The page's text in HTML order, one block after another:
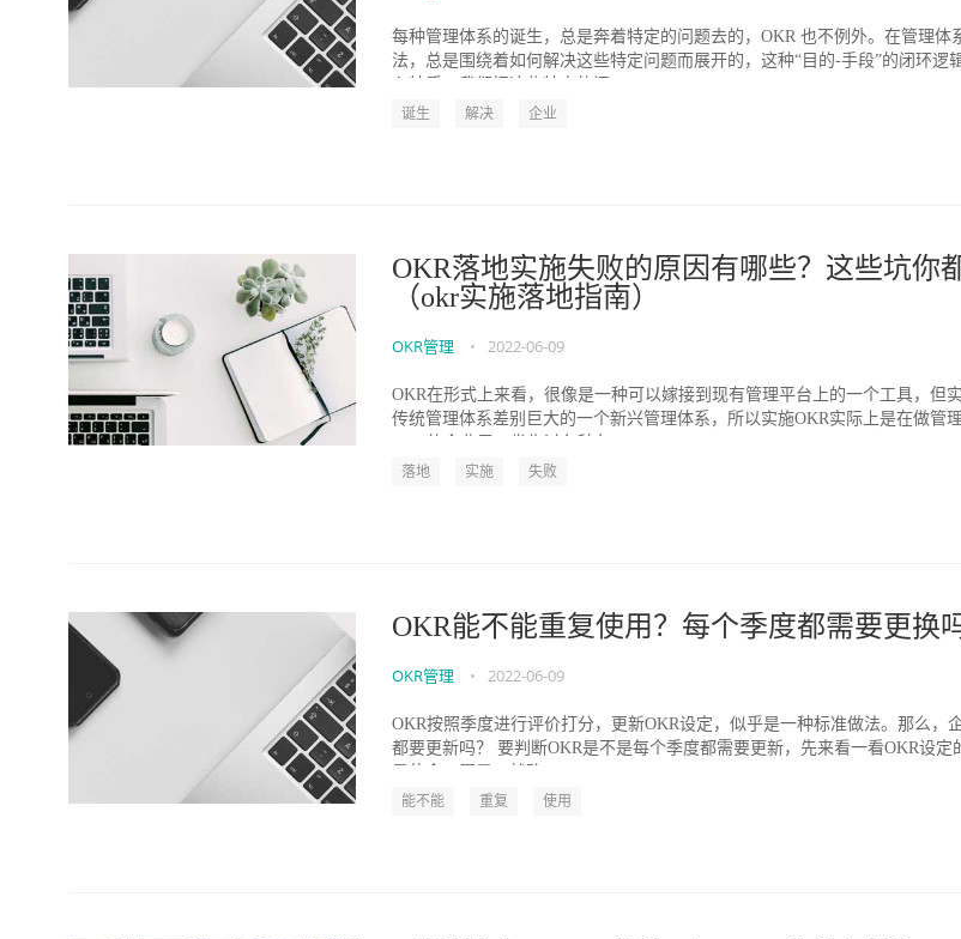
每种管理体系的诞生，总是奔着特定的问题去的，OKR 也不例外。在管理体
法，总是围绕着如何解决这些特定问题而展开的，这种“目的-手段”的闭环逻
诞生 解决 企业
OKR落地实施失败的原因有哪些？这些坑你
（okr实施落地指南）
OKR管理 • 2022-06-09
OKR在形式上来看，很像是一种可以嫁接到现有管理平台上的一个工具，但
传统管理体系差别巨大的一个新兴管理体系，所以实施OKR实际上是在做管
落地 实施 失败
OKR能不能重复使用？每个季度都需要更换吗
OKR管理 • 2022-06-09
OKR按照季度进行评价打分，更新OKR设定，似乎是一种标准做法。那么，
都要更新吗？ 要判断OKR是不是每个季度都需要更新，先来看一看OKR设定
能不能 重复 使用